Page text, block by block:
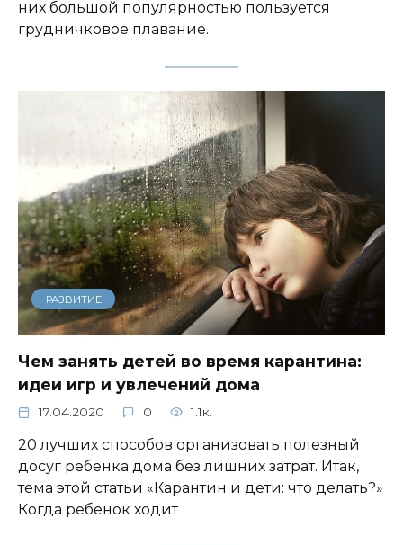
них большой популярностью пользуется
грудничковое плавание.
РАЗВИТИЕ
Чем занять детей во время карантина:
идеи игр и увлечений дома
17.04.2020 0 1.1к.
20 лучших способов организовать полезный
досуг ребенка дома без лишних затрат. Итак,
тема этой статьи «Карантин и дети: что делать?»
Когда ребенок ходит